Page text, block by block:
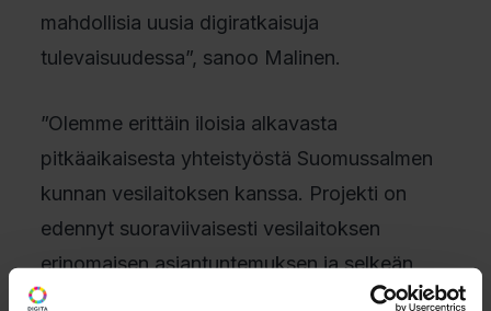
mahdollisia uusia digiratkaisuja
tulevaisuudessa”, sanoo Malinen.
”Olemme erittäin iloisia alkavasta
pitkäaikaisesta yhteistyöstä Suomussalmen
kunnan vesilaitoksen kanssa. Projekti on
edennyt suoraviivaisesti vesilaitoksen
erinomaisen asiantuntemuksen ja selkeän
tahtotilan ansiosta. Tulemme yhteistyössä